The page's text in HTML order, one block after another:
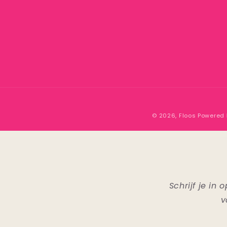
© 2026, Floos Powered
Schrijf je in